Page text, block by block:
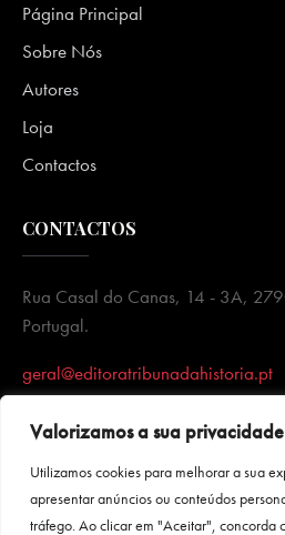
Valorizamos a sua privacidade
Utilizamos cookies para melhorar a sua
apresentar anúncios ou conteúdos
tráfego. Ao clicar em "Aceitar", concorda
Página Principal
Sobre Nós
Autores
Loja
Contactos
CONTACTOS
Rua Casal do Canas, 14 - 3A,
Portugal.
geral@editoratribunadahistoria.pt